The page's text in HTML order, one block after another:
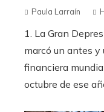
Paula Larraín
1. La Gran
marcó un antes
financiera
octubre de ese